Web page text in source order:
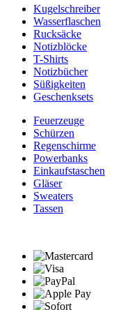
Kugelschreiber
Wasserflaschen
Rucksäcke
Notizblöcke
T-Shirts
Notizbücher
Süßigkeiten
Geschenksets
Feuerzeuge
Schürzen
Regenschirme
Powerbanks
Einkaufstaschen
Gläser
Sweaters
Tassen